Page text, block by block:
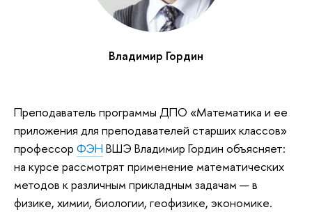
Владимир Гордин
Преподаватель программы ДПО «Математика и ее
приложения для преподавателей старших классов»
профессор ФЭН ВШЭ Владимир Гордин объясняет:
на курсе рассмотрят применение математических
методов к различным прикладным задачам — в
физике, химии, биологии, геофизике, экономике.